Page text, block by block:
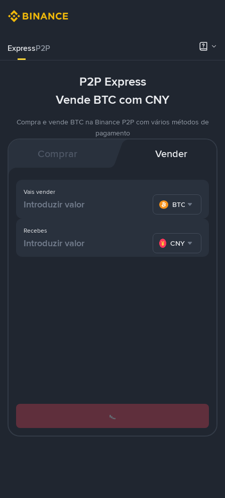
ExpressP2P
P2P Express
Vende BTC com CNY
Compra e vende BTC na Binance P2P com vários métodos de
pagamento
Comprar Vender
Recebes
CNY
Vais vender
BTC